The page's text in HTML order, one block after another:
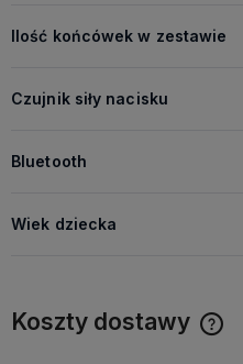
Ilość końcówek w zestawie
Czujnik siły nacisku
Bluetooth
Wiek dziecka
Koszty dostawy